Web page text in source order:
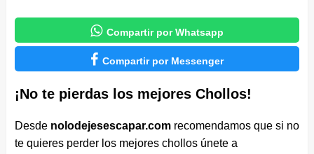
 Compartir por Whatsapp
 Compartir por Messenger
¡No te pierdas los mejores Chollos!
Desde nolodejesescapar.comrecomendamos que si no
te quieres perder los mejores chollos únete a